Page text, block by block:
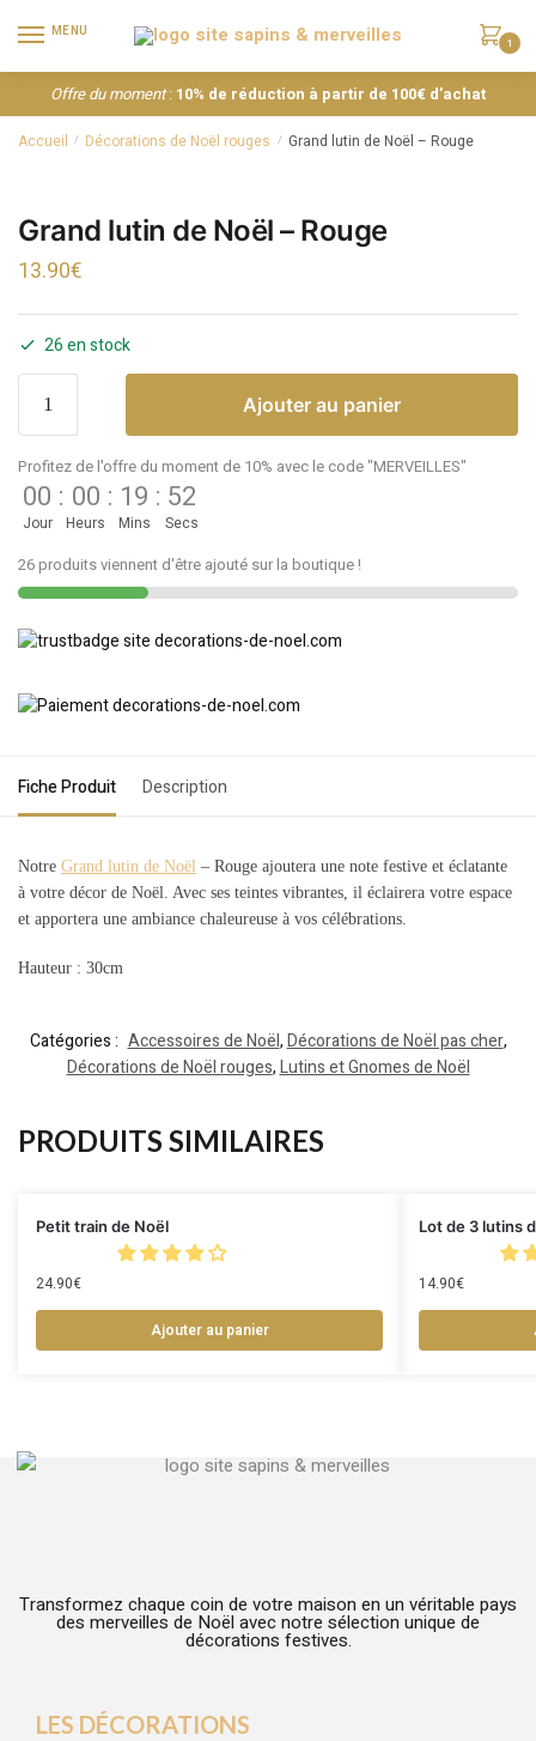
MENU
1
Offre du moment: 10% de réduction à partir de 100€ d’achat
Accueil / Décorations de Noël rouges / Grand lutin de Noël – Rouge
Grand lutin de Noël – Rouge
13.90€
26 en stock
Ajouter au panier
Profitez de l'offre du moment de 10% avec le code "MERVEILLES"
00
Jour
: 00
Heurs
: 19
Mins
: 52
Secs
26 produits viennent d'être ajouté sur la boutique !
Fiche Produit Description
Notre Grand lutin de Noël – Rouge ajoutera une note festive et éclatante
à votre décor de Noël. Avec ses teintes vibrantes, il éclairera votre espace
et apportera une ambiance chaleureuse à vos célébrations.
Hauteur : 30cm
Catégories : Accessoires de Noël,Décorations de Noël pas cher,
Décorations de Noël rouges,Lutins et Gnomes de Noël
PRODUITS SIMILAIRES
Petit train de Noël
24.90€
Ajouter au panier
Lot de 3 lutins
14.90€
Transformez chaque coin de votre maison en un véritable pays
des merveilles de Noël avec notre sélection unique de
décorations festives.
LES DÉCORATIONS